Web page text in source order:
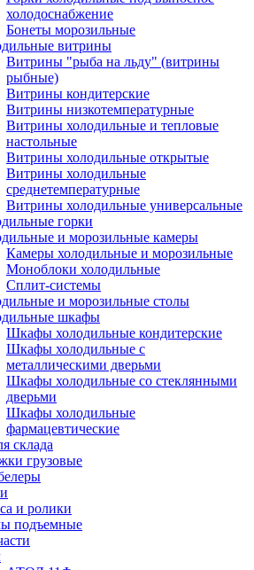
холодоснабжение
Бонеты морозильные
витрины
Витрины "рыба на льду" (витрины
рыбные)
Витрины кондитерские
Витрины низкотемпературные
Витрины холодильные и тепловые
настольные
Витрины холодильные открытые
Витрины холодильные
среднетемпературные
Витрины холодильные универсальные
горки
и морозильные камеры
Камеры холодильные и морозильные
Моноблоки холодильные
Сплит-системы
и морозильные столы
шкафы
Шкафы холодильные кондитерские
Шкафы холодильные с
металлическими дверьми
Шкафы холодильные со стеклянными
дверьми
Шкафы холодильные
фармацевтические
склада
грузовые
и ролики
подъемные